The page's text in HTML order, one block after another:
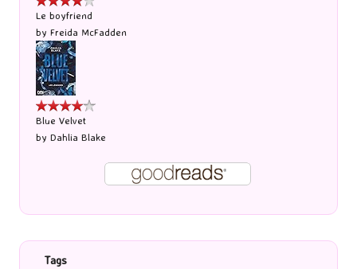
Le boyfriend
by Freida McFadden
Blue Velvet
by Dahlia Blake
Tags